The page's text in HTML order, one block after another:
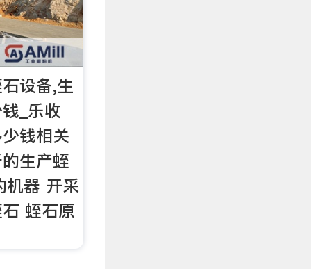
设备,生
_乐收
钱相关
生产蛭
机器 开采
蛭石原